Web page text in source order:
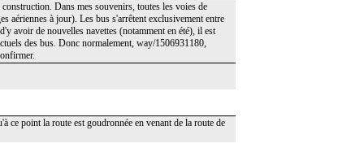
Dans mes souvenirs, toutes les voies de
aériennes à jour). Les bus s'arrêtent exclusivement entre
avoir de nouvelles navettes (notamment en été), il est
des bus. Donc normalement, way/1506931180,
ce point la route est goudronnée en venant de la route de